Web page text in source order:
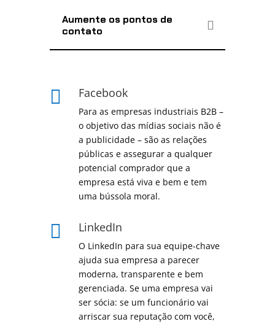
Aumente os pontos de
contato
 Facebook
Para as empresas industriais B2B –
o objetivo das mídias sociais não é
a publicidade – são as relações
públicas e assegurar a qualquer
potencial comprador que a
empresa está viva e bem e tem
uma bússola moral.
 LinkedIn
O LinkedIn para sua equipe-chave
ajuda sua empresa a parecer
moderna, transparente e bem
gerenciada. Se uma empresa vai
ser sócia: se um funcionário vai
arriscar sua reputação com você,